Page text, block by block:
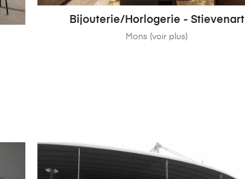
Bijouterie/Horlogerie - Stievenart
Mons (voir plus)